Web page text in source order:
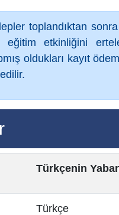
toplandıktan
eğitim etkinliğini
oldukları kayıt
Türkçenin
Türkçe